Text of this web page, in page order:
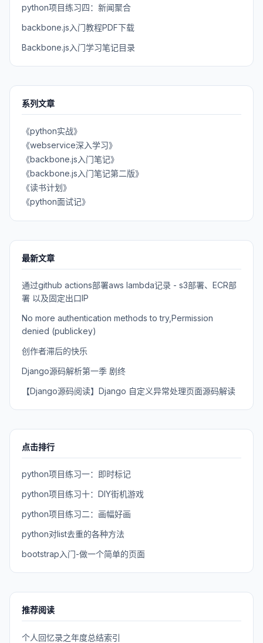
python项目练习四：新闻聚合
backbone.js入门教程PDF下载
Backbone.js入门学习笔记目录
系列文章
《python实战》
《webservice深入学习》
《backbone.js入门笔记》
《backbone.js入门笔记第二版》
《读书计划》
《python面试记》
最新文章
通过github actions部署aws lambda记录 - s3部署、ECR部
署 以及固定出口IP
No more authentication methods to try,Permission
denied (publickey)
创作者滞后的快乐
Django源码解析第一季 剧终
【Django源码阅读】Django 自定义异常处理页面源码解读
点击排行
python项目练习一：即时标记
python项目练习十：DIY街机游戏
python项目练习二：画幅好画
python对list去重的各种方法
bootstrap入门-做一个简单的页面
推荐阅读
个人回忆录之年度总结索引